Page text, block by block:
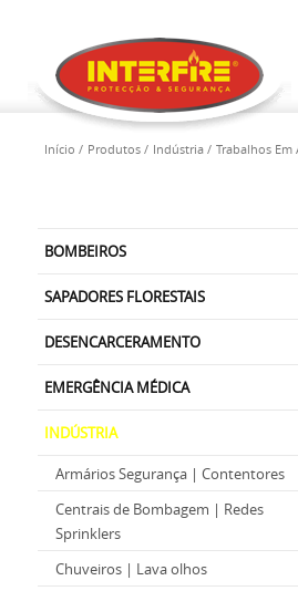
Início Produtos Indústria Trabalhos
BOMBEIROS
SAPADORES FLORESTAIS
DESENCARCERAMENTO
EMERGÊNCIA MÉDICA
INDÚSTRIA
Armários Segurança | Contentores
Centrais de Bombagem | Redes
Sprinklers
Chuveiros | Lava olhos